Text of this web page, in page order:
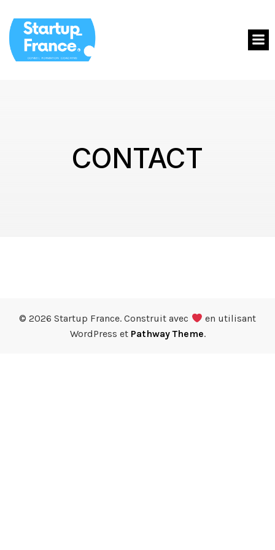
CONTACT
© 2026 Startup France. Construit avec
en utilisant
WordPress et Pathway Theme.